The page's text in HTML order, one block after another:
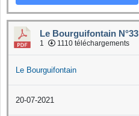
Le Bourguifontain N°33
1 1110 téléchargements
Le Bourguifontain
20-07-2021